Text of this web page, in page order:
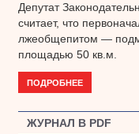
Депутат
считает, что
лжеобщепитом —
площадью 50 кв.м.
ПОДРОБНЕЕ
ЖУРНАЛ В PDF